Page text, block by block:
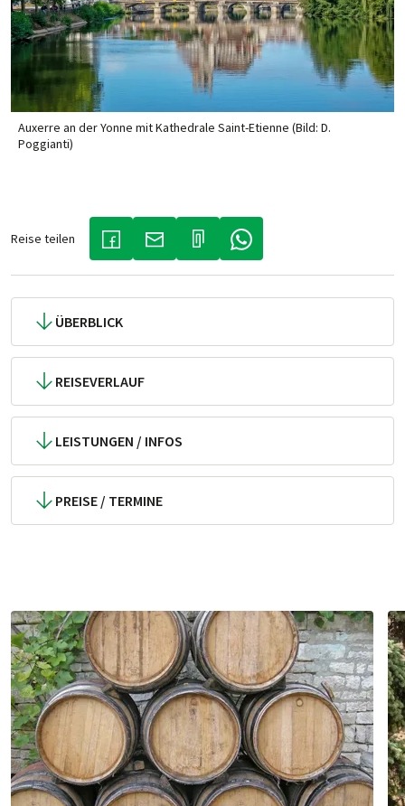
Auxerre an der Yonne mit Kathedrale Saint-Etienne (Bild: D.
Poggianti)
Reise teilen
(LINK ÖFFNET IN NEUEM TAB)
(LINK ÖFFNET IN NEUEM TAB)
(LINK ÖFFNET IN NEUEM
ÜBERBLICK
REISEVERLAUF
LEISTUNGEN / INFOS
PREISE / TERMINE